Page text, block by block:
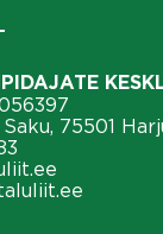
75501